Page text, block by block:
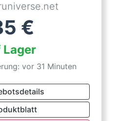
€
Lager
vor 31 Minuten